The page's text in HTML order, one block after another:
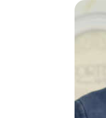
«Lo Spritz
America è
passaparola
frequentano
bevanda è